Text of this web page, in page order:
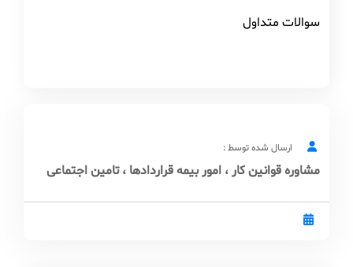
سوالات متداول
ارسال شده توسط :
مشاوره قوانین کار ، امور بیمه قراردادها ، تامین اجتماعی